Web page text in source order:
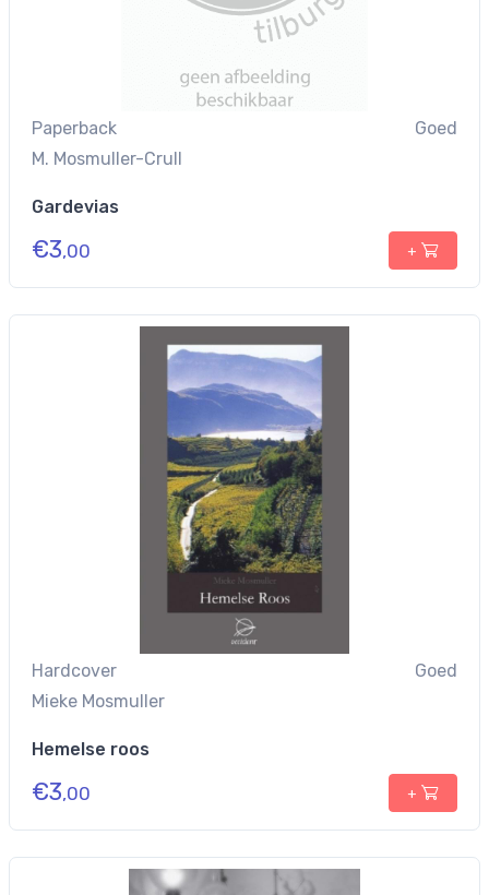
Paperback
Goed
M. Mosmuller-Crull
Gardevias
€3,00 +
Hardcover
Goed
Mieke Mosmuller
Hemelse roos
€3,00 +